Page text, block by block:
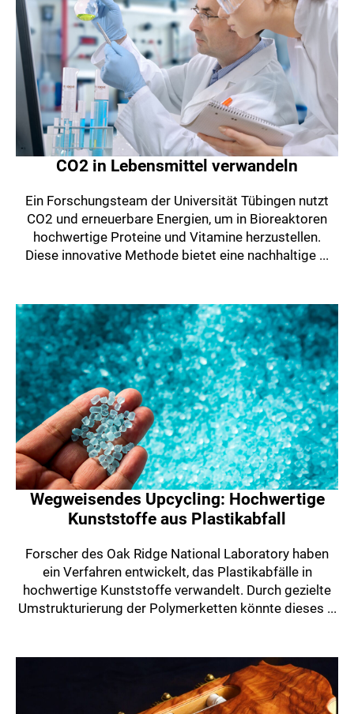
CO2 in Lebensmittel verwandeln
Ein Forschungsteam der Universität Tübingen nutzt
CO2 und erneuerbare Energien, um in Bioreaktoren
hochwertige Proteine und Vitamine herzustellen.
Diese innovative Methode bietet eine nachhaltige ...
Wegweisendes Upcycling: Hochwertige
Kunststoffe aus Plastikabfall
Forscher des Oak Ridge National Laboratory haben
ein Verfahren entwickelt, das Plastikabfälle in
hochwertige Kunststoffe verwandelt. Durch gezielte
Umstrukturierung der Polymerketten könnte dieses ...